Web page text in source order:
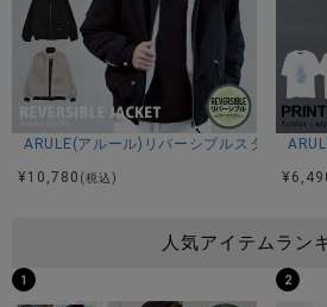
ARULE(アルール)リバーシブルスタンドフ
¥ 10,780 (税込)
¥
人気アイテムラン
1 2